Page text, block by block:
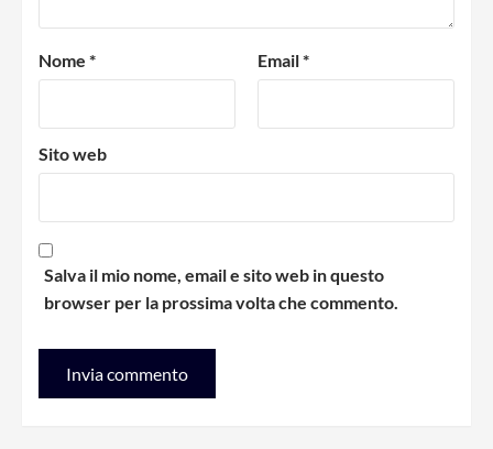
Nome * Email*
Sito web
Salva il mio nome, email e sito web in questo
browser per la prossima volta che commento.